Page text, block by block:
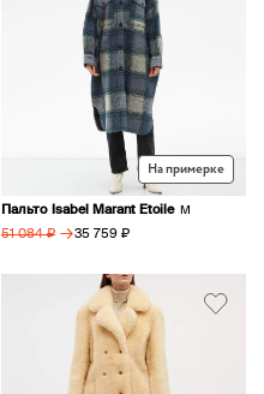
На примерке
Пальто Isabel Marant Etoile M
51 084 ₽ → 35 759 ₽